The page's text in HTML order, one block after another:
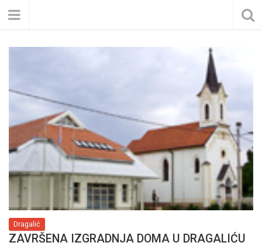
Dragalić
ZAVRŠENA IZGRADNJA DOMA U DRAGALIĆU